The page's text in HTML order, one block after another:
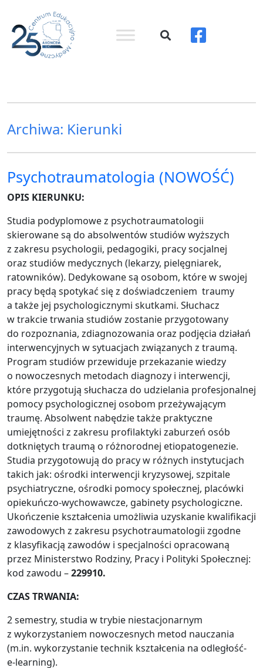
Archiwa: Kierunki
Psychotraumatologia (NOWOŚĆ)
OPIS KIERUNKU:
Studia podyplomowe z psychotraumatologii
skierowane są do absolwentów studiów wyższych
z zakresu psychologii, pedagogiki, pracy socjalnej
oraz studiów medycznych (lekarzy, pielęgniarek,
ratowników). Dedykowane są osobom, które w swojej
pracy będą spotykać się z doświadczeniem traumy
a także jej psychologicznymi skutkami. Słuchacz
w trakcie trwania studiów zostanie przygotowany
do rozpoznania, zdiagnozowania oraz podjęcia działań
interwencyjnych w sytuacjach związanych z traumą.
Program studiów przewiduje przekazanie wiedzy
o nowoczesnych metodach diagnozy i interwencji,
które przygotują słuchacza do udzielania profesjonalnej
pomocy psychologicznej osobom przeżywającym
traumę. Absolwent nabędzie także praktyczne
umiejętności z zakresu profilaktyki zaburzeń osób
dotkniętych traumą o różnorodnej etiopatogenezie.
Studia przygotowują do pracy w różnych instytucjach
takich jak: ośrodki interwencji kryzysowej, szpitale
psychiatryczne, ośrodki pomocy społecznej, placówki
opiekuńczo-wychowawcze, gabinety psychologiczne.
Ukończenie kształcenia umożliwia uzyskanie kwalifikacji
zawodowych z zakresu psychotraumatologii zgodne
z klasyfikacją zawodów i specjalności opracowaną
przez Ministerstwo Rodziny, Pracy i Polityki Społecznej:
kod zawodu –229910.
CZAS TRWANIA:
2 semestry, studia w trybie niestacjonarnym
z wykorzystaniem nowoczesnych metod nauczania
(m.in. wykorzystanie technik kształcenia na odległość-
e-learning).